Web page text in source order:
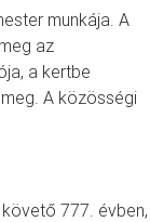
munkája. A
az
a kertbe
A közösségi
777. évben,